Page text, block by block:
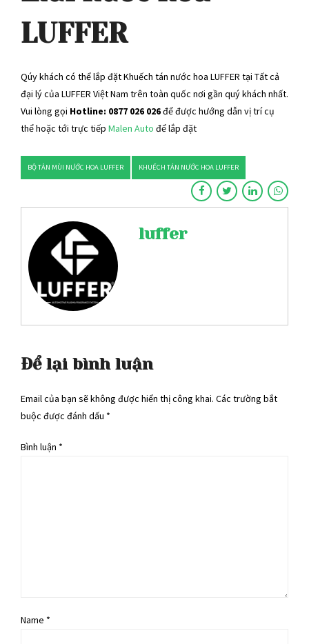
LUFFER
Qúy khách có thể lắp đặt Khuếch tán nước hoa LUFFER tại Tất cả
đại lý của LUFFER Việt Nam trên toàn quốc nơi gần quý khách nhất.
Vui lòng gọi Hotline: 0877 026 026để được hướng dẫn vị trí cụ
thể hoặc tới trực tiếp Malen Auto để lắp đặt
BỘ TẢN MÙI NƯỚC HOA LUFFER KHUẾCH TÁN NƯỚC HOA LUFFER
luffer
Để lại bình luận
Email của bạn sẽ không được hiển thị công khai. Các trường bắt
buộc được đánh dấu *
Bình luận *
Name *